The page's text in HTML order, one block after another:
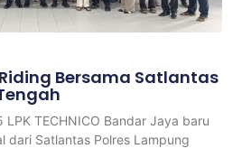
Bersama Satlantas
LPK TECHNICO Bandar Jaya baru
dari Satlantas Polres Lampung